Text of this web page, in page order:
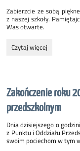
Zabierzcie ze sobą
z naszej szkoły.
Was otwarte.
Drodzy
Czytaj więcej
Zakończenie roku
przedszkolnym
Dnia dzisiejszego o
z Punktu i Oddziału
swoim pociechom w tym